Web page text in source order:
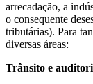
arrecadação, a
o consequente
tributárias). Para
diversas áreas:
Trânsito e